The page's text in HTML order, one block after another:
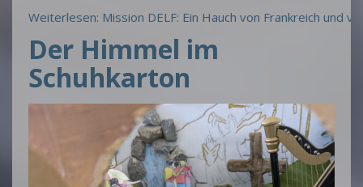
Weiterlesen: Mission DELF: Ein Hauch von Frankreich und
Der Himmel im
Schuhkarton